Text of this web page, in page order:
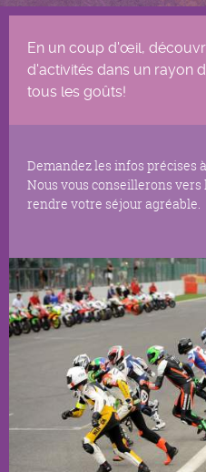
En un coup d'œil,
d'activités dans un rayon
tous les goûts!
Demandez les infos précises
Nous vous conseillerons
rendre votre séjour agréable.